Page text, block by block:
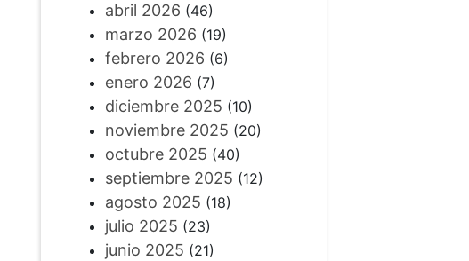
abril 2026 (46)
marzo 2026 (19)
febrero 2026 (6)
enero 2026 (7)
diciembre 2025 (10)
noviembre 2025 (20)
octubre 2025 (40)
septiembre 2025 (12)
agosto 2025 (18)
julio 2025 (23)
junio 2025 (21)